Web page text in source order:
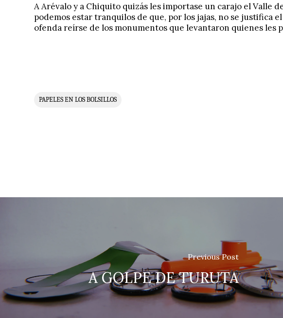
A Arévalo y a Chiquito quizás les importase un carajo el Valle
podemos estar tranquilos de que, por los jajas, no se justifica
ofenda reírse de los monumentos que levantaron quienes les
PAPELES EN LOS BOLSILLOS
Previous Post
A GOLPE DE TURUTA